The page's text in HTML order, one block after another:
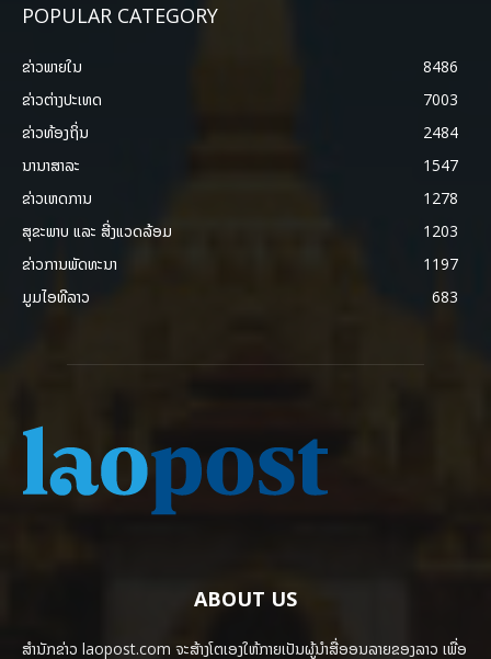
POPULAR CATEGORY
ຂ່າວພາຍ​ໃນ
8486
ຂ່າວຕ່າງປະເທດ
7003
ຂ່າວທ້ອງຖິ່ນ
2484
ນານາສາລະ
1547
ຂ່າວເຫດການ
1278
ສຸຂະພາບ ແລະ ສີ່ງແວດລ້ອມ
1203
ຂ່າວການພັດທະນາ
1197
ມູມໄອທີລາວ
683
ABOUT US
ສຳນັກຂ່າວ laopost.com ຈະສ້າງໂຕເອງໃຫ້ກາຍເປັນຜູ້ນຳສື່ອອນລາຍຂອງລາວ ເພື່ອ